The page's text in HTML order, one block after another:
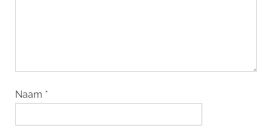
Naam *